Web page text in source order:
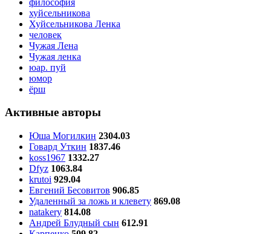
хуйсельникова
Хуйсельникова Ленка
человек
Чужая Лена
Чужая ленка
юар. пуй
юмор
ёрш
Активные авторы
Юша Могилкин 2304.03
Говард Уткин 1837.46
koss1967 1332.27
Dfyz 1063.84
krutoi 929.04
Евгений Бесовитов 906.85
Удаленный за ложь и клевету 869.08
natakery 814.08
Андрей Блудный сын 612.91